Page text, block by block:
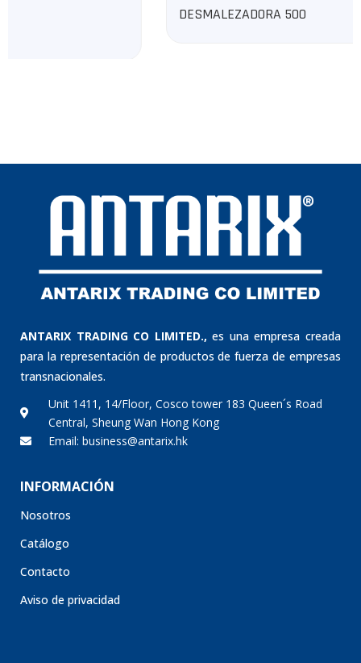
ANTARIX TRADING CO LIMITED.,
es una empresa creada
para la representación de productos de fuerza de empresas
transnacionales.
Unit 1411, 14/Floor, Cosco tower 183 Queen´s Road
Central, Sheung Wan Hong Kong
Email: business@antarix.hk
INFORMACIÓN
Nosotros
Catálogo
Contacto
Aviso de privacidad